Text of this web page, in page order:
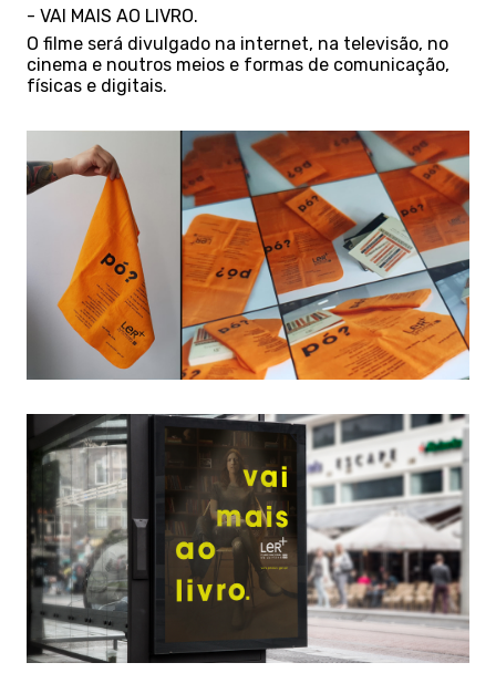
- VAI MAIS AO LIVRO.
O filme será divulgado na internet, na televisão, no
cinema e noutros meios e formas de comunicação,
físicas e digitais.